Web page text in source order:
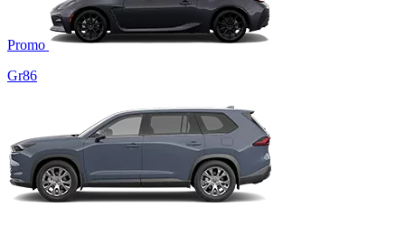
Promo
Gr86